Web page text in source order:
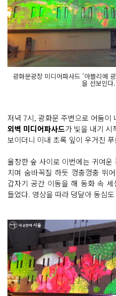
광화문광장 미디어파사드 '아뜰리에
을 선보인
저녁 7시, 광화문 주변으로 어둠이
외벽 미디어파사드가 빛을 내기 시
보이더니 이내 초록 잎이 우거진
울창한 숲 사이로 이번에는 귀여
치며 숨바꼭질 하듯 껑충껑충 뛰
갑자기 공간 이동을 해 동화 속
들었다. 영상을 따라 덩달아 동심